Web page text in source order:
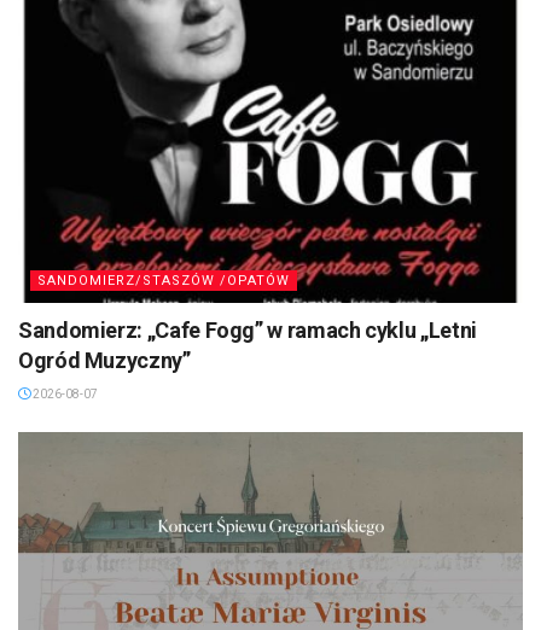
SANDOMIERZ/STASZÓW /OPATÓW
Sandomierz: „Cafe Fogg” w ramach cyklu „Letni
Ogród Muzyczny”
2026-08-07